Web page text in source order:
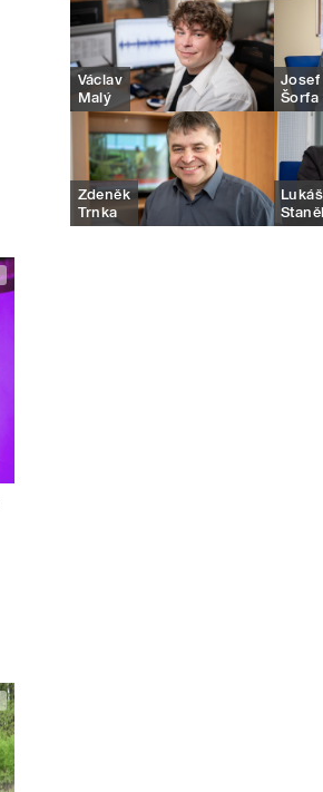
Václav
Malý
Josef
Šorfa
Zdeněk
Trnka
Lukáš